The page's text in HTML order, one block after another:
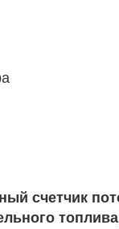
счетчик